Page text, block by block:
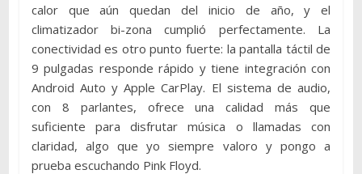
calor que aún quedan del inicio de año, y el
climatizador bi-zona cumplió perfectamente. La
conectividad es otro punto fuerte: la pantalla táctil de
9 pulgadas responde rápido y tiene integración con
Android Auto y Apple CarPlay. El sistema de audio,
con 8 parlantes, ofrece una calidad más que
suficiente para disfrutar música o llamadas con
claridad, algo que yo siempre valoro y pongo a
prueba escuchando Pink Floyd.